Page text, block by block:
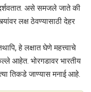
दर्शवतात. असे समजले जाते की
लक्ष ठेवण्यासाठी देहर
हे लक्षात घेणे महत्त्वाचे
आहेत. भोरगडावर भारतीय
तिकडे जाण्यास मनाई आहे.